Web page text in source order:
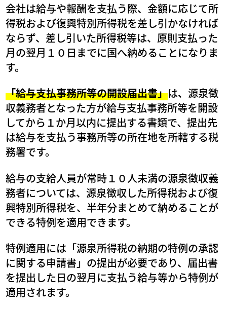
会社は給与や報酬を支払う際、金額に応じて所
得税および復興特別所得税を差し引かなければ
ならず、差し引いた所得税等は、原則支払った
月の翌月１０日までに国へ納めることになりま
す。
「給与支払事務所等の開設届出書」は、源泉徴
収義務者となった方が給与支払事務所等を開設
してから１か月以内に提出する書類で、提出先
は給与を支払う事務所等の所在地を所轄する税
務署です。
給与の支給人員が常時１０人未満の源泉徴収義
務者については、源泉徴収した所得税および復
興特別所得税を、半年分まとめて納めることが
できる特例を適用できます。
特例適用には「源泉所得税の納期の特例の承認
に関する申請書」の提出が必要であり、届出書
を提出した日の翌月に支払う給与等から特例が
適用されます。